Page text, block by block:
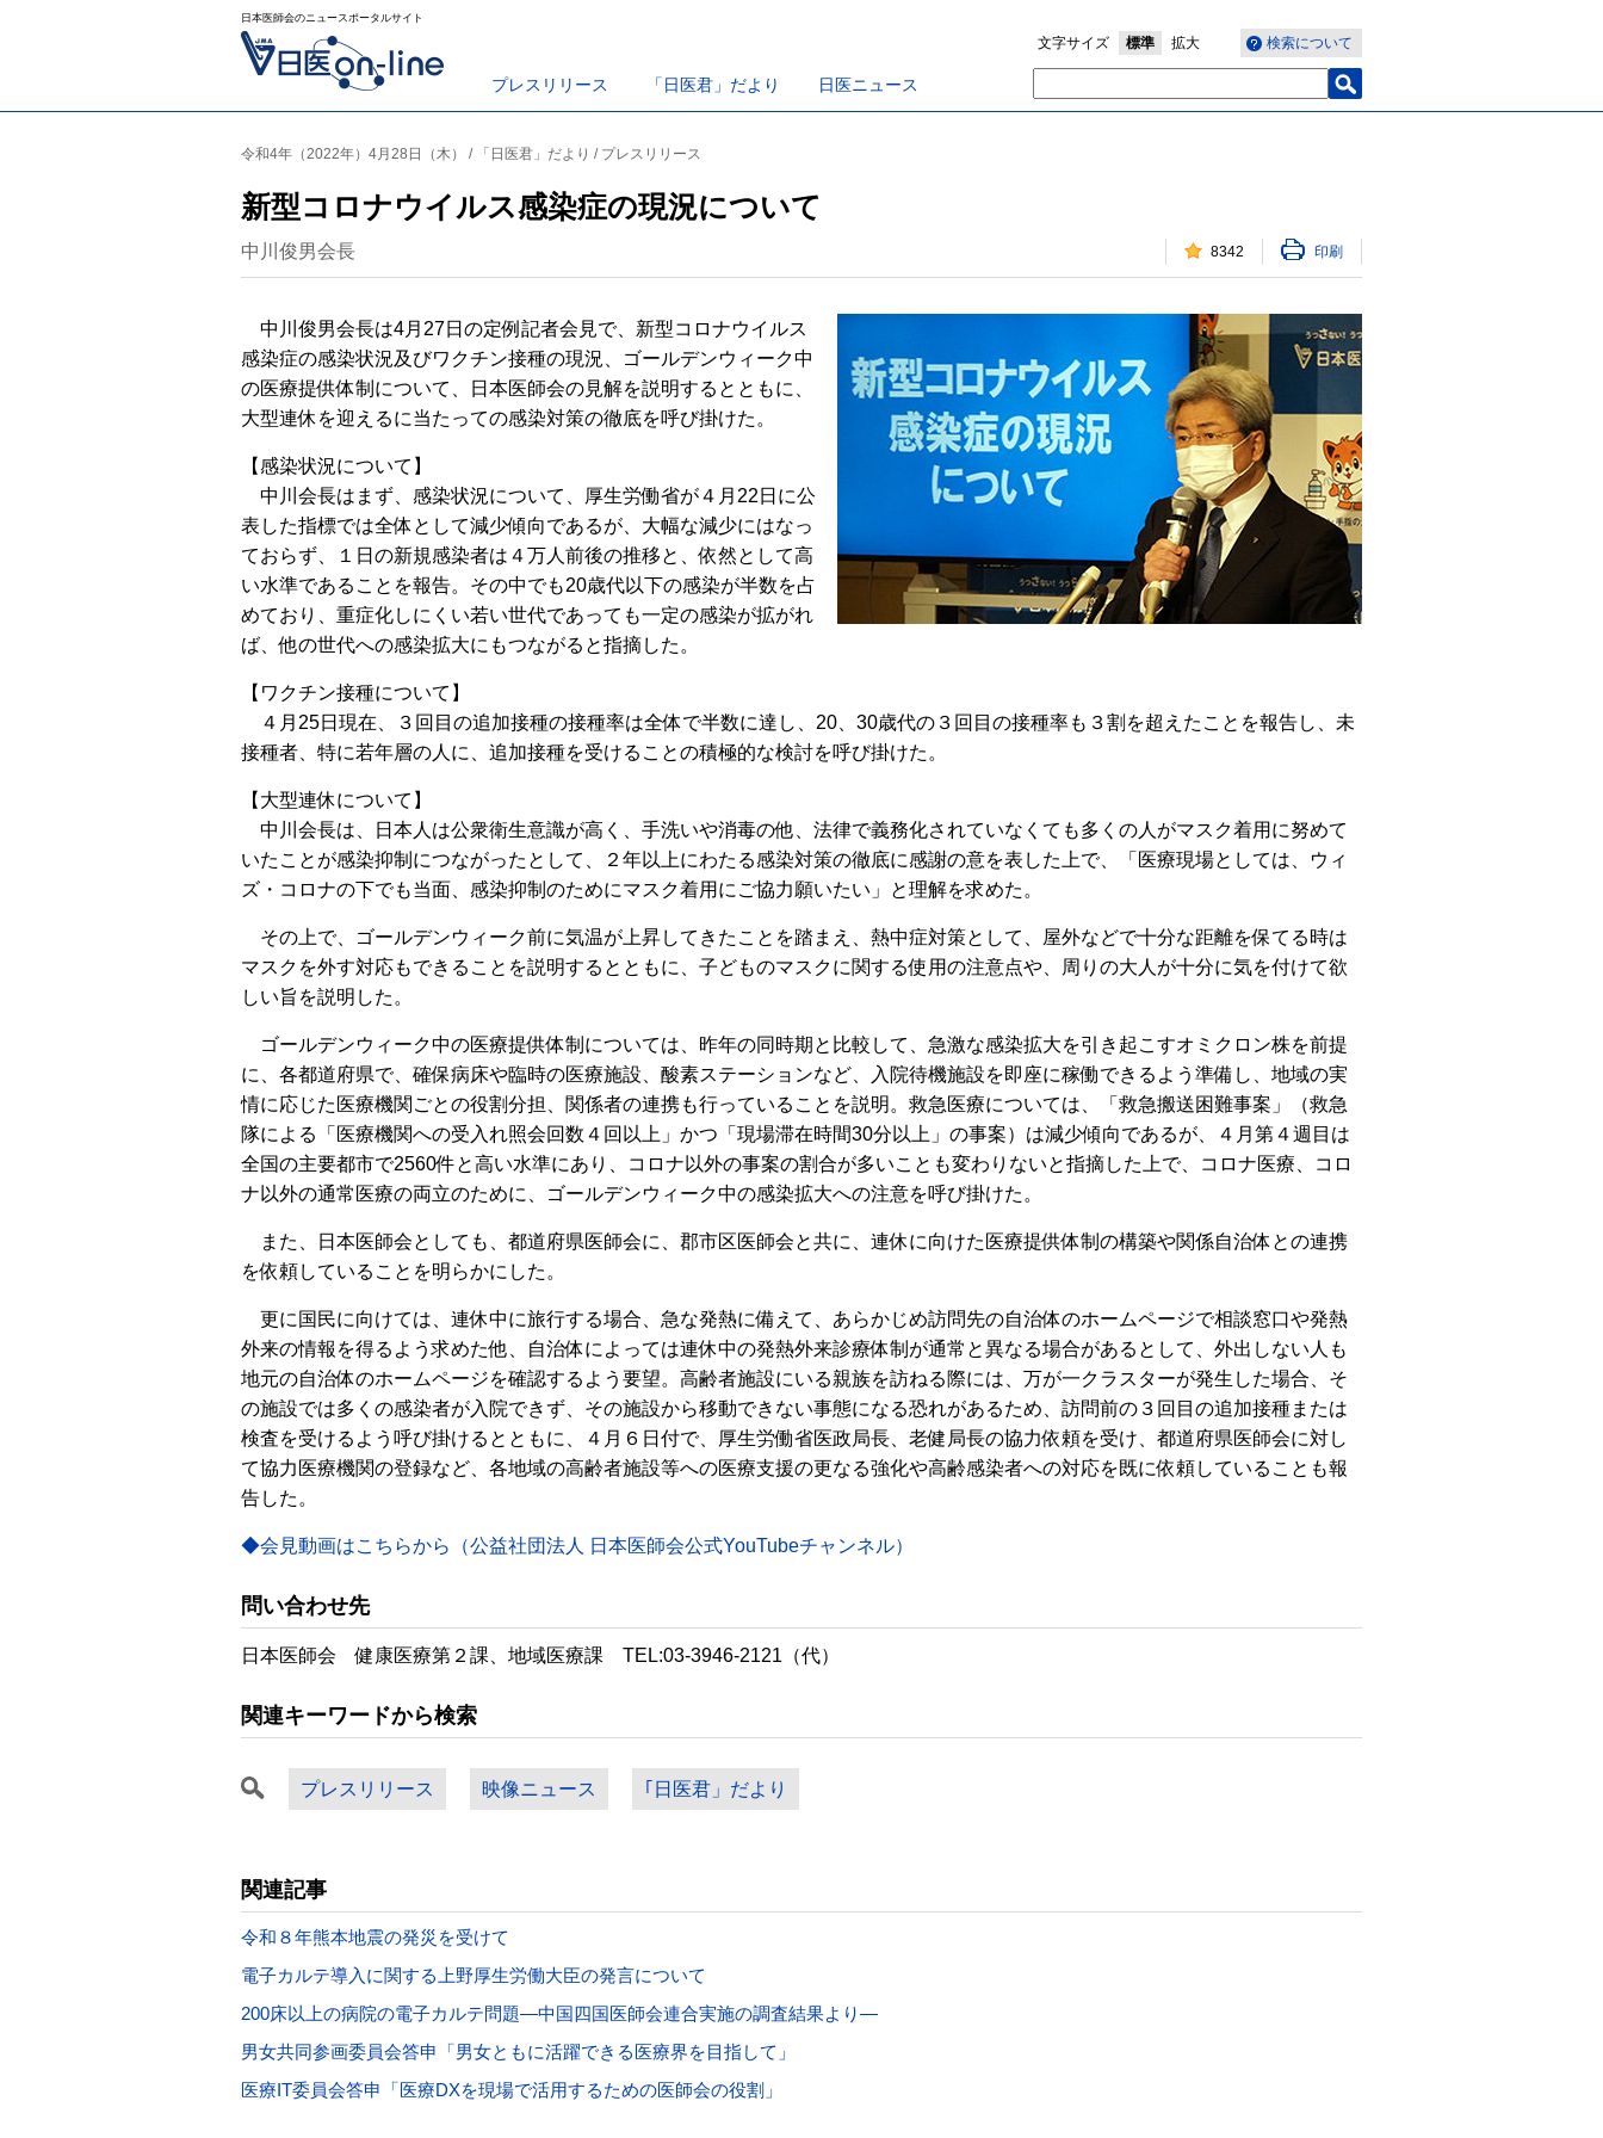
日本医師会のニュースポータルサイト
プレスリリース 「日医君」だより 日医ニュース
検索について
文字サイズ 標準 拡大
令和4年（2022年）4月28日（木） / 「日医君」だより / プレスリリース
新型コロナウイルス感染症の現況について
中川俊男会長 8342 印刷
中川俊男会長は4月27日の定例記者会見で、新型コロナウイルス
感染症の感染状況及びワクチン接種の現況、ゴールデンウィーク中
の医療提供体制について、日本医師会の見解を説明するとともに、
大型連休を迎えるに当たっての感染対策の徹底を呼び掛けた。
【感染状況について】
中川会長はまず、感染状況について、厚生労働省が４月22日に公
表した指標では全体として減少傾向であるが、大幅な減少にはなっ
ておらず、１日の新規感染者は４万人前後の推移と、依然として高
い水準であることを報告。その中でも20歳代以下の感染が半数を占
めており、重症化しにくい若い世代であっても一定の感染が拡がれ
ば、他の世代への感染拡大にもつながると指摘した。
【ワクチン接種について】
４月25日現在、３回目の追加接種の接種率は全体で半数に達し、20、30歳代の３回目の接種率も３割を超えたことを報告し、未
接種者、特に若年層の人に、追加接種を受けることの積極的な検討を呼び掛けた。
【大型連休について】
中川会長は、日本人は公衆衛生意識が高く、手洗いや消毒の他、法律で義務化されていなくても多くの人がマスク着用に努めて
いたことが感染抑制につながったとして、２年以上にわたる感染対策の徹底に感謝の意を表した上で、「医療現場としては、ウィ
ズ・コロナの下でも当面、感染抑制のためにマスク着用にご協力願いたい」と理解を求めた。
その上で、ゴールデンウィーク前に気温が上昇してきたことを踏まえ、熱中症対策として、屋外などで十分な距離を保てる時は
マスクを外す対応もできることを説明するとともに、子どものマスクに関する使用の注意点や、周りの大人が十分に気を付けて欲
しい旨を説明した。
ゴールデンウィーク中の医療提供体制については、昨年の同時期と比較して、急激な感染拡大を引き起こすオミクロン株を前提
に、各都道府県で、確保病床や臨時の医療施設、酸素ステーションなど、入院待機施設を即座に稼働できるよう準備し、地域の実
情に応じた医療機関ごとの役割分担、関係者の連携も行っていることを説明。救急医療については、「救急搬送困難事案」（救急
隊による「医療機関への受入れ照会回数４回以上」かつ「現場滞在時間30分以上」の事案）は減少傾向であるが、４月第４週目は
全国の主要都市で2560件と高い水準にあり、コロナ以外の事案の割合が多いことも変わりないと指摘した上で、コロナ医療、コロ
ナ以外の通常医療の両立のために、ゴールデンウィーク中の感染拡大への注意を呼び掛けた。
また、日本医師会としても、都道府県医師会に、郡市区医師会と共に、連休に向けた医療提供体制の構築や関係自治体との連携
を依頼していることを明らかにした。
更に国民に向けては、連休中に旅行する場合、急な発熱に備えて、あらかじめ訪問先の自治体のホームページで相談窓口や発熱
外来の情報を得るよう求めた他、自治体によっては連休中の発熱外来診療体制が通常と異なる場合があるとして、外出しない人も
地元の自治体のホームページを確認するよう要望。高齢者施設にいる親族を訪ねる際には、万が一クラスターが発生した場合、そ
の施設では多くの感染者が入院できず、その施設から移動できない事態になる恐れがあるため、訪問前の３回目の追加接種または
検査を受けるよう呼び掛けるとともに、４月６日付で、厚生労働省医政局長、老健局長の協力依頼を受け、都道府県医師会に対し
て協力医療機関の登録など、各地域の高齢者施設等への医療支援の更なる強化や高齢感染者への対応を既に依頼していることも報
告した。
◆会見動画はこちらから（公益社団法人 日本医師会公式YouTubeチャンネル）
問い合わせ先
日本医師会 健康医療第２課、地域医療課 TEL:03-3946-2121（代）
関連キーワードから検索
プレスリリース 映像ニュース ｢日医君」だより
関連記事
令和８年熊本地震の発災を受けて
電子カルテ導入に関する上野厚生労働大臣の発言について
200床以上の病院の電子カルテ問題―中国四国医師会連合実施の調査結果より―
男女共同参画委員会答申「男女ともに活躍できる医療界を目指して」
医療IT委員会答申「医療DXを現場で活用するための医師会の役割」